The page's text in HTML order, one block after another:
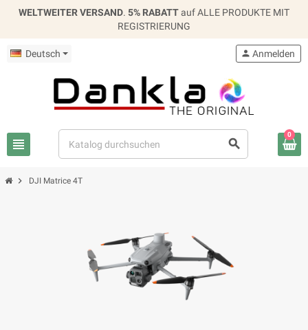
WELTWEITER VERSAND. 5% RABATTauf ALLE PRODUKTE MIT
REGISTRIERUNG
Deutsch
view_headline search
person Anmelden
0
chevron_right DJI Matrice 4T